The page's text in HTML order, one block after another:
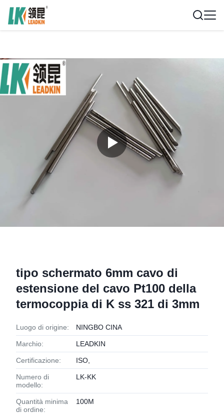
tipo schermato 6mm cavo di
estensione del cavo Pt100 della
termocoppia di K ss 321 di 3mm
Luogo di origine: NINGBO CINA
Marchio: LEADKIN
Certificazione: ISO,
Numero di
modello:
LK-KK
Quantità minima
di ordine:
100M